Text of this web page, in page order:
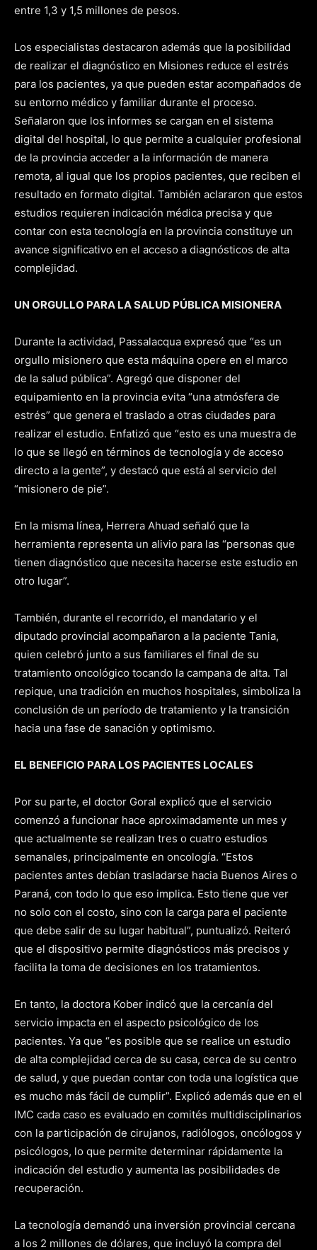
entre 1,3 y 1,5 millones de pesos.
Los especialistas destacaron además que la posibilidad
de realizar el diagnóstico en Misiones reduce el estrés
para los pacientes, ya que pueden estar acompañados de
su entorno médico y familiar durante el proceso.
Señalaron que los informes se cargan en el sistema
digital del hospital, lo que permite a cualquier profesional
de la provincia acceder a la información de manera
remota, al igual que los propios pacientes, que reciben el
resultado en formato digital. También aclararon que estos
estudios requieren indicación médica precisa y que
contar con esta tecnología en la provincia constituye un
avance significativo en el acceso a diagnósticos de alta
complejidad.
UN ORGULLO PARA LA SALUD PÚBLICA MISIONERA
Durante la actividad, Passalacqua expresó que “es un
orgullo misionero que esta máquina opere en el marco
de la salud pública”. Agregó que disponer del
equipamiento en la provincia evita “una atmósfera de
estrés” que genera el traslado a otras ciudades para
realizar el estudio. Enfatizó que “esto es una muestra de
lo que se llegó en términos de tecnología y de acceso
directo a la gente”, y destacó que está al servicio del
“misionero de pie”.
En la misma línea, Herrera Ahuad señaló que la
herramienta representa un alivio para las “personas que
tienen diagnóstico que necesita hacerse este estudio en
otro lugar”.
También, durante el recorrido, el mandatario y el
diputado provincial acompañaron a la paciente Tania,
quien celebró junto a sus familiares el final de su
tratamiento oncológico tocando la campana de alta. Tal
repique, una tradición en muchos hospitales, simboliza la
conclusión de un período de tratamiento y la transición
hacia una fase de sanación y optimismo.
EL BENEFICIO PARA LOS PACIENTES LOCALES
Por su parte, el doctor Goral explicó que el servicio
comenzó a funcionar hace aproximadamente un mes y
que actualmente se realizan tres o cuatro estudios
semanales, principalmente en oncología. “Estos
pacientes antes debían trasladarse hacia Buenos Aires o
Paraná, con todo lo que eso implica. Esto tiene que ver
no solo con el costo, sino con la carga para el paciente
que debe salir de su lugar habitual”, puntualizó. Reiteró
que el dispositivo permite diagnósticos más precisos y
facilita la toma de decisiones en los tratamientos.
En tanto, la doctora Kober indicó que la cercanía del
servicio impacta en el aspecto psicológico de los
pacientes. Ya que “es posible que se realice un estudio
de alta complejidad cerca de su casa, cerca de su centro
de salud, y que puedan contar con toda una logística que
es mucho más fácil de cumplir”. Explicó además que en el
IMC cada caso es evaluado en comités multidisciplinarios
con la participación de cirujanos, radiólogos, oncólogos y
psicólogos, lo que permite determinar rápidamente la
indicación del estudio y aumenta las posibilidades de
recuperación.
La tecnología demandó una inversión provincial cercana
a los 2 millones de dólares, que incluyó la compra del